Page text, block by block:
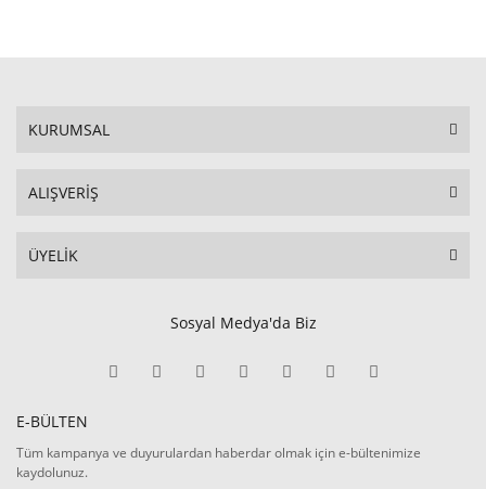
KURUMSAL
ALIŞVERİŞ
ÜYELİK
Sosyal Medya'da Biz
E-BÜLTEN
Tüm kampanya ve duyurulardan haberdar olmak için e-bültenimize
kaydolunuz.